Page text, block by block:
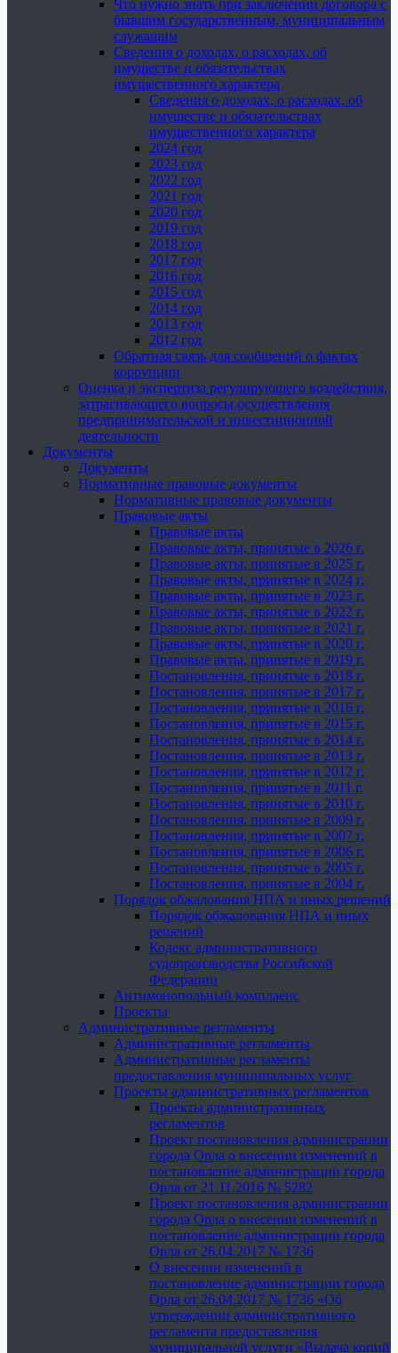
Что нужно знать при заключении договора с
бывшим государственным, муниципальным
служащим
Сведения о доходах, о расходах, об
имуществе и обязательствах
имущественного характера
Сведения о доходах, о расходах, об
имуществе и обязательствах
имущественного характера
2024 год
2023 год
2022 год
2021 год
2020 год
2019 год
2018 год
2017 год
2016 год
2015 год
2014 год
2013 год
2012 год
Обратная связь для сообщений о фактах
коррупции
Оценка и экспертиза регулирующего воздействия,
затрагивающего вопросы осуществления
предпринимательской и инвестиционной
деятельности
Документы
Документы
Нормативные правовые документы
Нормативные правовые документы
Правовые акты
Правовые акты
Правовые акты, принятые в 2026 г.
Правовые акты, принятые в 2025 г.
Правовые акты, принятые в 2024 г.
Правовые акты, принятые в 2023 г.
Правовые акты, принятые в 2022 г.
Правовые акты, принятые в 2021 г.
Правовые акты, принятые в 2020 г.
Правовые акты, принятые в 2019 г.
Постановления, принятые в 2018 г.
Постановления, принятые в 2017 г.
Постановления, принятые в 2016 г.
Постановления, принятые в 2015 г.
Постановления, принятые в 2014 г.
Постановления, принятые в 2013 г.
Постановления, принятые в 2012 г.
Постановления, принятые в 2011 г.
Постановления, принятые в 2010 г.
Постановления, принятые в 2009 г.
Постановления, принятые в 2007 г.
Постановления, принятые в 2006 г.
Постановления, принятые в 2005 г.
Постановления, принятые в 2004 г.
Порядок обжалования НПА и иных решений
Порядок обжалования НПА и иных
решений
Кодекс административного
судопроизводства Российской
Федерации
Антимонопольный комплаенс
Проекты
Административные регламенты
Административные регламенты
Административные регламенты
предоставления муниципальных услуг
Проекты административных регламентов
Проекты административных
регламентов
Проект постановления администрации
города Орла о внесении изменений в
постановление администрации города
Орла от 21.11.2016 № 5282
Проект постановления администрации
города Орла о внесении изменений в
постановление администрации города
Орла от 26.04.2017 № 1736
О внесении изменений в
постановление администрации города
Орла от 26.04.2017 № 1736 «Об
утверждении административного
регламента предоставления
муниципальной услуги «Выдача копий